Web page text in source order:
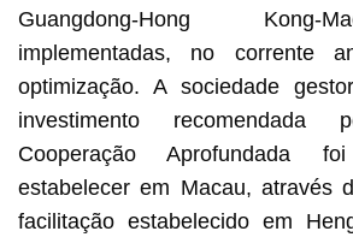
Guangdong-Hong Kong-
implementadas, no corrente
optimização. A sociedade
investimento
Cooperação Aprofundada
estabelecer em Macau, através
facilitação estabelecido em